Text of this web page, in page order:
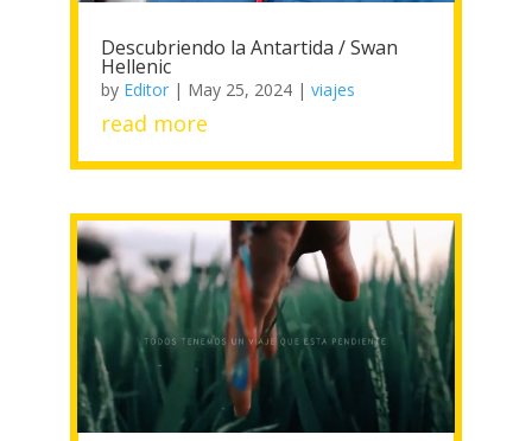
Descubriendo la Antartida / Swan
Hellenic
by Editor| May 25, 2024| viajes
read more